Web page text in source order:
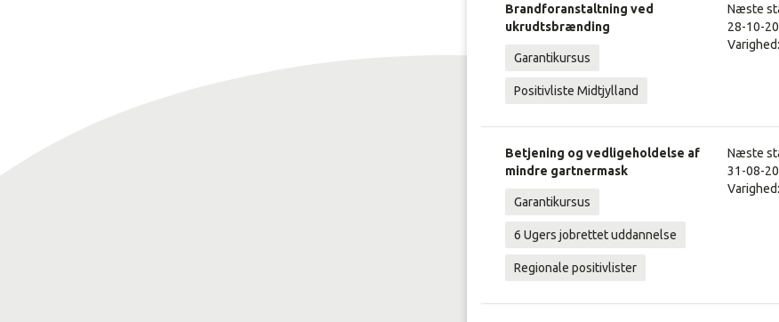
Brandforanstaltning ved
ukrudtsbrænding
Garantikursus
Positivliste Midtjylland
Næste
28-10-
Betjening og vedligeholdelse af
mindre gartnermask
Garantikursus
6 Ugers jobrettet uddannelse
Regionale positivlister
Næste
31-08-